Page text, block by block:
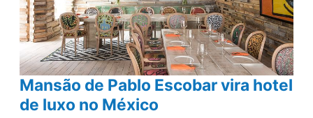
Mansão de Pablo Escobar vira hotel
de luxo no México